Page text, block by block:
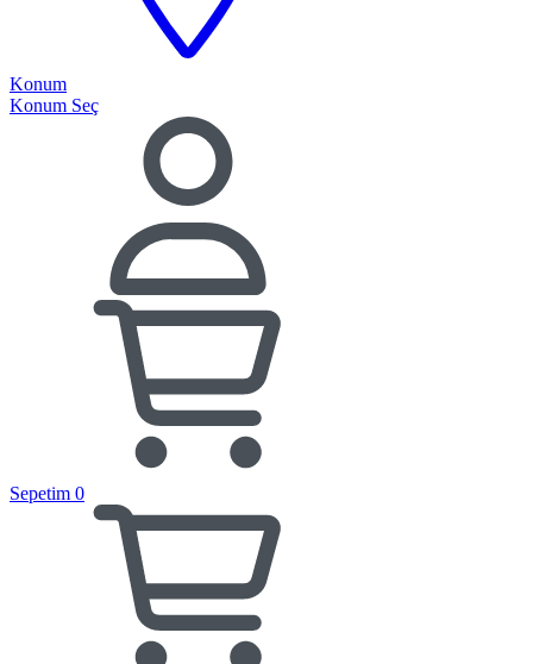
Konum
Konum Seç
Sepetim 0